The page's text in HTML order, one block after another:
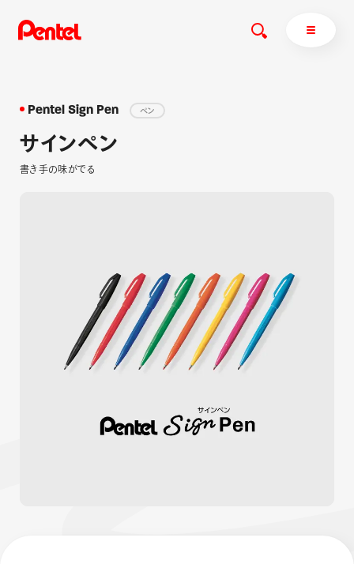
商品を探す
シャープペン
消し具
ブラッシュ（筆）
画材
メッセージ
採用情報
運営会社
Pentel Sign Pen ペン
サインペン
書き手の味がでる